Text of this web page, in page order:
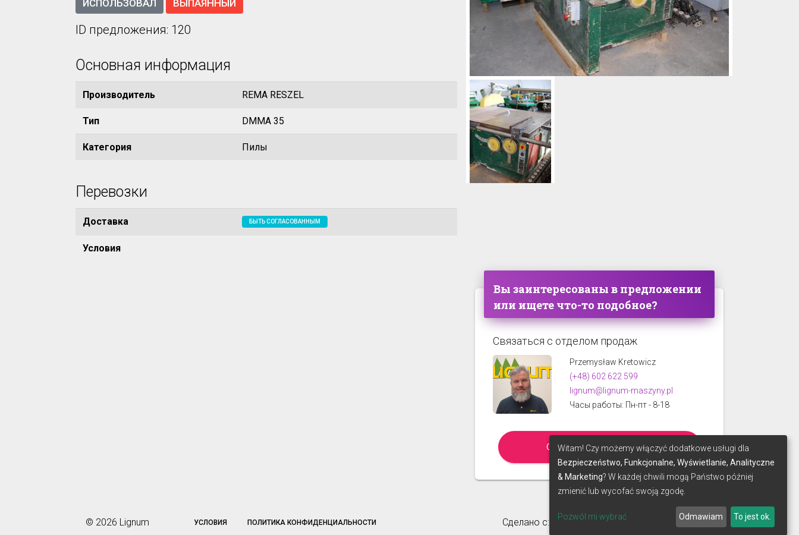
ИСПОЛЬЗОВАЛ ВЫПАЯННЫЙ
ID предложения: 120
Основная информация
Производитель REMA RESZEL
Тип DMMA 35
Категория Пилы
Перевозки
Доставка БЫТЬ СОГЛАСОВАННЫМ
Условия
Вы заинтересованы в предложении
или ищете что-то подобное?
Связаться с отделом продаж
Przemysław Kretowicz
(+48) 602 622 599
lignum@lignum-maszyny.pl
Часы работы: Пн-пт - 8-18
СПРОСИТЕ ПРЕДЛОЖЕНИЕ
© 2026 Lignum УСЛОВИЯ ПОЛИТИКА КОНФИДЕНЦИАЛЬНОСТИ Сделано с: icon пользователем make-SOFT
Witam! Czy możemy włączyć dodatkowe usługi dla
Bezpieczeństwo, Funkcjonalne, Wyświetlanie, Analityczne
& Marketing? W każdej chwili mogą Państwo później
zmienić lub wycofać swoją zgodę.
Pozwól mi wybrać Odmawiam To jest ok.